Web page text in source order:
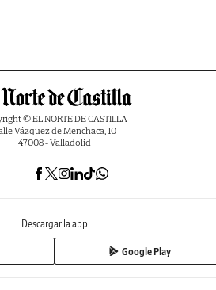
© EL NORTE DE CASTILLA
Vázquez de Menchaca, 10
47008 - Valladolid
Descargar la app
Google Play